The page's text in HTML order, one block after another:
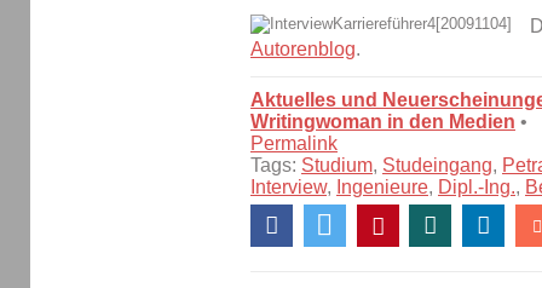
Autorenblog.
Aktuelles und
Writingwoman in den Medien •
Permalink
Tags: Studium, Studeingang,
Interview, Ingenieure, Dipl.-Ing.,